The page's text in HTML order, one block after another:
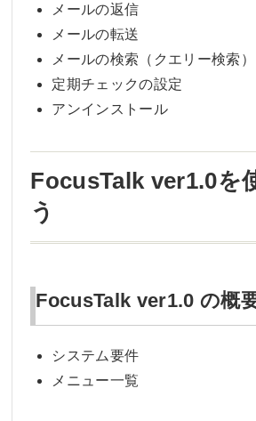
メールの返信
メールの転送
メールの検索（クエリー検索）
定期チェックの設定
アンインストール
FocusTalk ver1.0を
う
FocusTalk ver1.0 の概
システム要件
メニュー一覧